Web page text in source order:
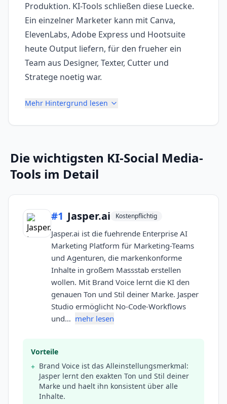
Produktion. KI-Tools schließen diese Luecke.
Ein einzelner Marketer kann mit Canva,
ElevenLabs, Adobe Express und Hootsuite
heute Output liefern, für den frueher ein
Team aus Designer, Texter, Cutter und
Stratege noetig war.
Mehr Hintergrund lesen
Die wichtigsten KI-Social Media-
Tools im Detail
#1 Jasper.ai Kostenpflichtig
Jasper.ai ist die fuehrende Enterprise AI
Marketing Platform für Marketing-Teams
und Agenturen, die markenkonforme
Inhalte in großem Massstab erstellen
wollen. Mit Brand Voice lernt die KI den
genauen Ton und Stil deiner Marke. Jasper
Studio ermöglicht No-Code-Workflows
und… mehr lesen
Vorteile
+ Brand Voice ist das Alleinstellungsmerkmal:
Jasper lernt den exakten Ton und Stil deiner
Marke und haelt ihn konsistent über alle
Inhalte.